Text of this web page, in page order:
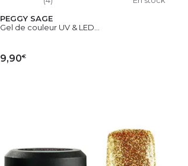
PEGGY SAGE
Gel de couleur UV & LED...
9,90€